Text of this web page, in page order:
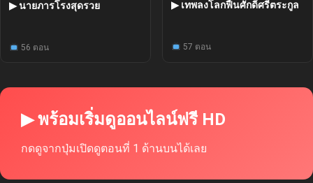
▶ นายภารโรงสุดรวย
56 ตอน
▶ เทพลงโลกฟื้นศักดิ์ศรีตระกูล
57 ตอน
▶ พร้อมเริ่มดูออนไลน์ฟรี HD
กดดูจากปุ่มเปิดดูตอนที่ 1 ด้านบนได้เลย